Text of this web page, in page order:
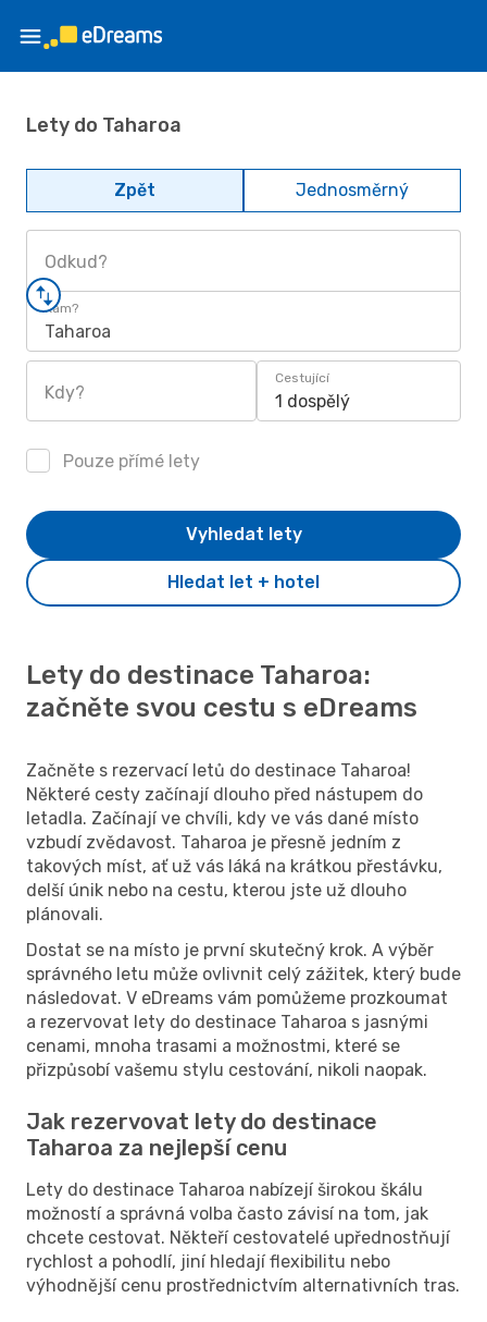
Lety do Taharoa
Zpět Jednosměrný
Odkud?
Kam?
Taharoa
Kdy?
Cestující
1 dospělý
Pouze přímé lety
Hledat let + hotel
Vyhledat lety
Lety do destinace Taharoa:
začněte svou cestu s eDreams
Začněte s rezervací letů do destinace Taharoa!
Některé cesty začínají dlouho před nástupem do
letadla. Začínají ve chvíli, kdy ve vás dané místo
vzbudí zvědavost. Taharoa je přesně jedním z
takových míst, ať už vás láká na krátkou přestávku,
delší únik nebo na cestu, kterou jste už dlouho
plánovali.
Dostat se na místo je první skutečný krok. A výběr
správného letu může ovlivnit celý zážitek, který bude
následovat. V eDreams vám pomůžeme prozkoumat
a rezervovat lety do destinace Taharoa s jasnými
cenami, mnoha trasami a možnostmi, které se
přizpůsobí vašemu stylu cestování, nikoli naopak.
Jak rezervovat lety do destinace
Taharoa za nejlepší cenu
Lety do destinace Taharoa nabízejí širokou škálu
možností a správná volba často závisí na tom, jak
chcete cestovat. Někteří cestovatelé upřednostňují
rychlost a pohodlí, jiní hledají flexibilitu nebo
výhodnější cenu prostřednictvím alternativních tras.